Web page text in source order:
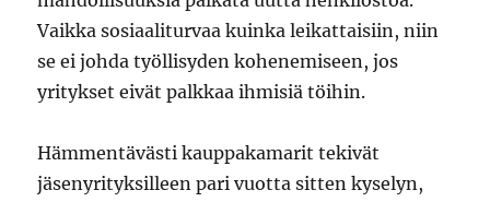
Vaikka sosiaaliturvaa kuinka leikattaisiin, niin
se ei johda työllisyden kohenemiseen, jos
yritykset eivät palkkaa ihmisiä töihin.
Hämmentävästi kauppakamarit tekivät
jäsenyrityksilleen pari vuotta sitten kyselyn,